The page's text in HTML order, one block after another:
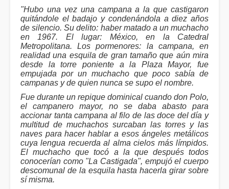
"Hubo una vez una campana a la que castigaron
quitándole el badajo y condenándola a diez años
de silencio. Su delito: haber matado a un muchacho
en 1967. El lugar: México, en la Catedral
Metropolitana. Los pormenores: la campana, en
realidad una esquila de gran tamaño que aún mira
desde la torre poniente a la Plaza Mayor, fue
empujada por un muchacho que poco sabía de
campanas y de quien nunca se supo el nombre.
Fue durante un repique dominical cuando don Polo,
el campanero mayor, no se daba abasto para
accionar tanta campana al filo de las doce del día y
multitud de muchachos surcaban las torres y las
naves para hacer hablar a esos ángeles metálicos
cuya lengua recuerda al alma cielos más límpidos.
El muchacho que tocó a la que después todos
conocerían como "La Castigada", empujó el cuerpo
descomunal de la esquila hasta hacerla girar sobre
sí misma.